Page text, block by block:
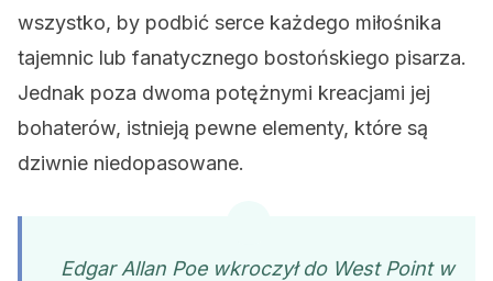
wszystko, by podbić serce każdego miłośnika
tajemnic lub fanatycznego bostońskiego pisarza.
Jednak poza dwoma potężnymi kreacjami jej
bohaterów, istnieją pewne elementy, które są
dziwnie niedopasowane.
Edgar Allan Poe wkroczył do West Point w